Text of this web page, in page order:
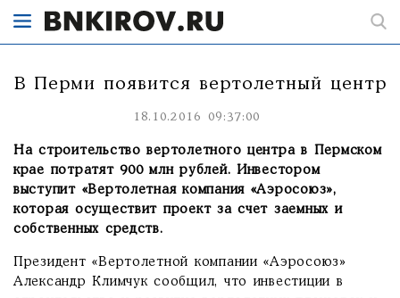
В Перми появится вертолетный центр
18.10.2016 09:37:00
На строительство вертолетного центра в Пермском
крае потратят 900 млн рублей. Инвестором
выступит «Вертолетная компания «Аэросоюз»,
которая осуществит проект за счет заемных и
собственных средств.
Президент «Вертолетной компании «Аэросоюз»
Александр Климчук сообщил, что инвестиции в